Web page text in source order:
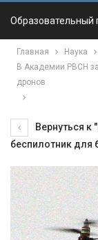
Образовательный
Главная
Наука
В Академии РВСН
дронов
Вернуться к
беспилотник для